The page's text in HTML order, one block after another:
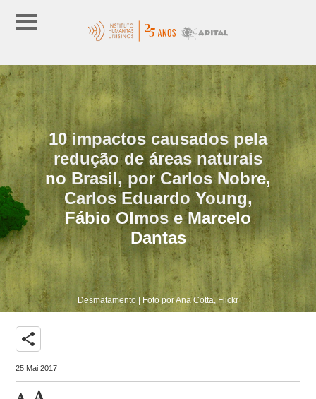
10 impactos causados pela
redução de áreas naturais
no Brasil, por Carlos Nobre,
Carlos Eduardo Young,
Fábio Olmos e Marcelo
Dantas
Desmatamento | Foto por Ana Cotta, Flickr
share
25 Mai 2017